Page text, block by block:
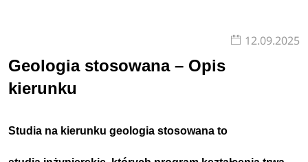
12.09.2025
Geologia stosowana – Opis
kierunku
Studia na kierunku geologia stosowana to